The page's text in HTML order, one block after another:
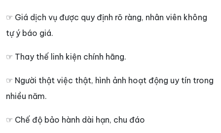
☞ Giá dịch vụ được quy định rõ ràng, nhân viên không
tự ý báo giá.
☞ Thay thế linh kiện chính hãng.
☞ Người thật việc thật, hình ảnh hoạt động uy tín trong
nhiều năm.
☞ Chế độ bảo hành dài hạn, chu đáo